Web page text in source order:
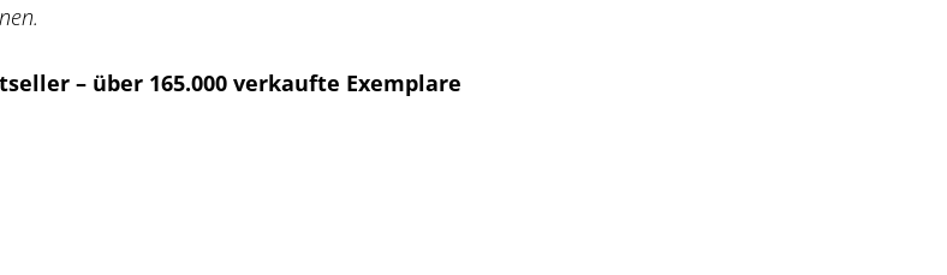
– über 165.000 verkaufte Exemplare